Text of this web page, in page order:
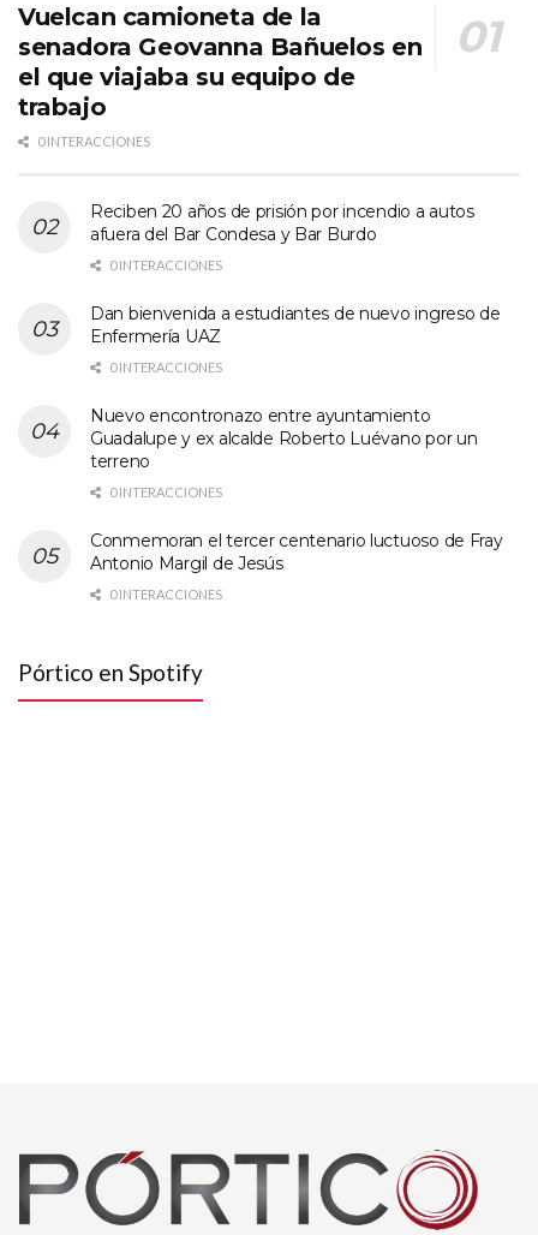
Vuelcan camioneta de la
senadora Geovanna Bañuelos en
el que viajaba su equipo de
trabajo
0 INTERACCIONES
Reciben 20 años de prisión por incendio a autos
afuera del Bar Condesa y Bar Burdo
0 INTERACCIONES
Dan bienvenida a estudiantes de nuevo ingreso de
Enfermería UAZ
0 INTERACCIONES
Nuevo encontronazo entre ayuntamiento
Guadalupe y ex alcalde Roberto Luévano por un
terreno
0 INTERACCIONES
Conmemoran el tercer centenario luctuoso de Fray
Antonio Margil de Jesús
0 INTERACCIONES
Pórtico en Spotify